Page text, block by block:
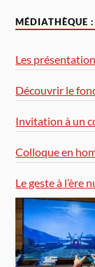
MÉDIATHÈQUE
Les
Découvrir le
Invitation à un
Colloque en
Le geste à l’ère